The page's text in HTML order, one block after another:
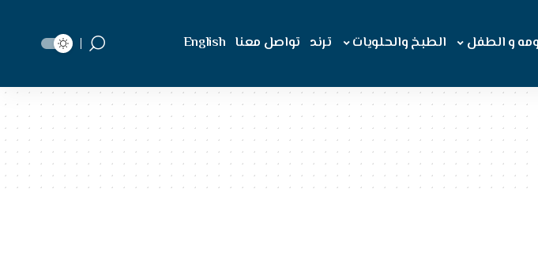
و الطفل الطبخ والحلويات ترند تواصل معنا English